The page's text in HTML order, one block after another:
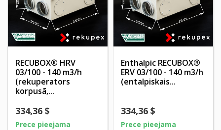
RECUBOX® HRV
03/100 - 140 m3/h
(rekuperators
korpusā,...
334,36 $
Prece pieejama
Enthalpic RECUBOX®
ERV 03/100 - 140 m3/h
(entalpiskais...
334,36 $
Prece pieejama